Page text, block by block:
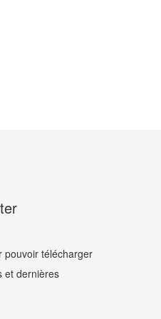
pouvoir télécharger
et dernières